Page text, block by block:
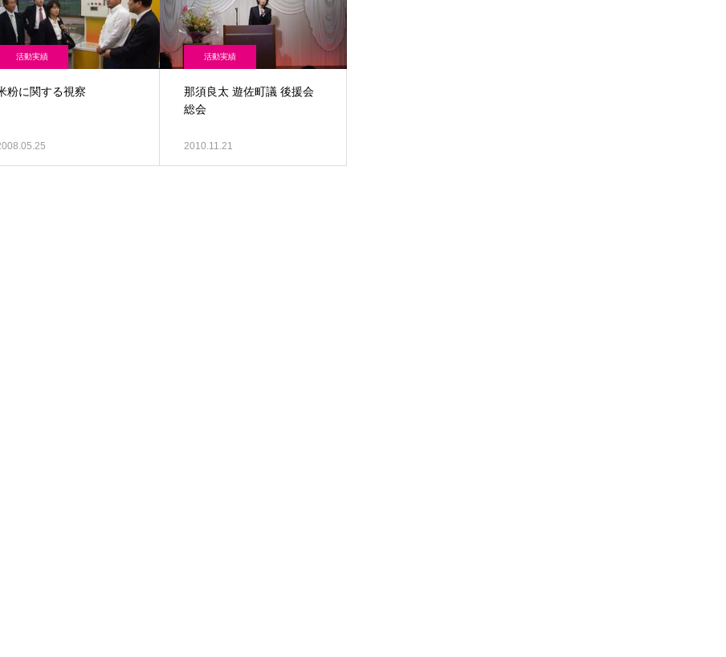
活動実績
粉に関する視察
活動実績
那須良太 遊佐町議 後援会
総会
2010.11.21